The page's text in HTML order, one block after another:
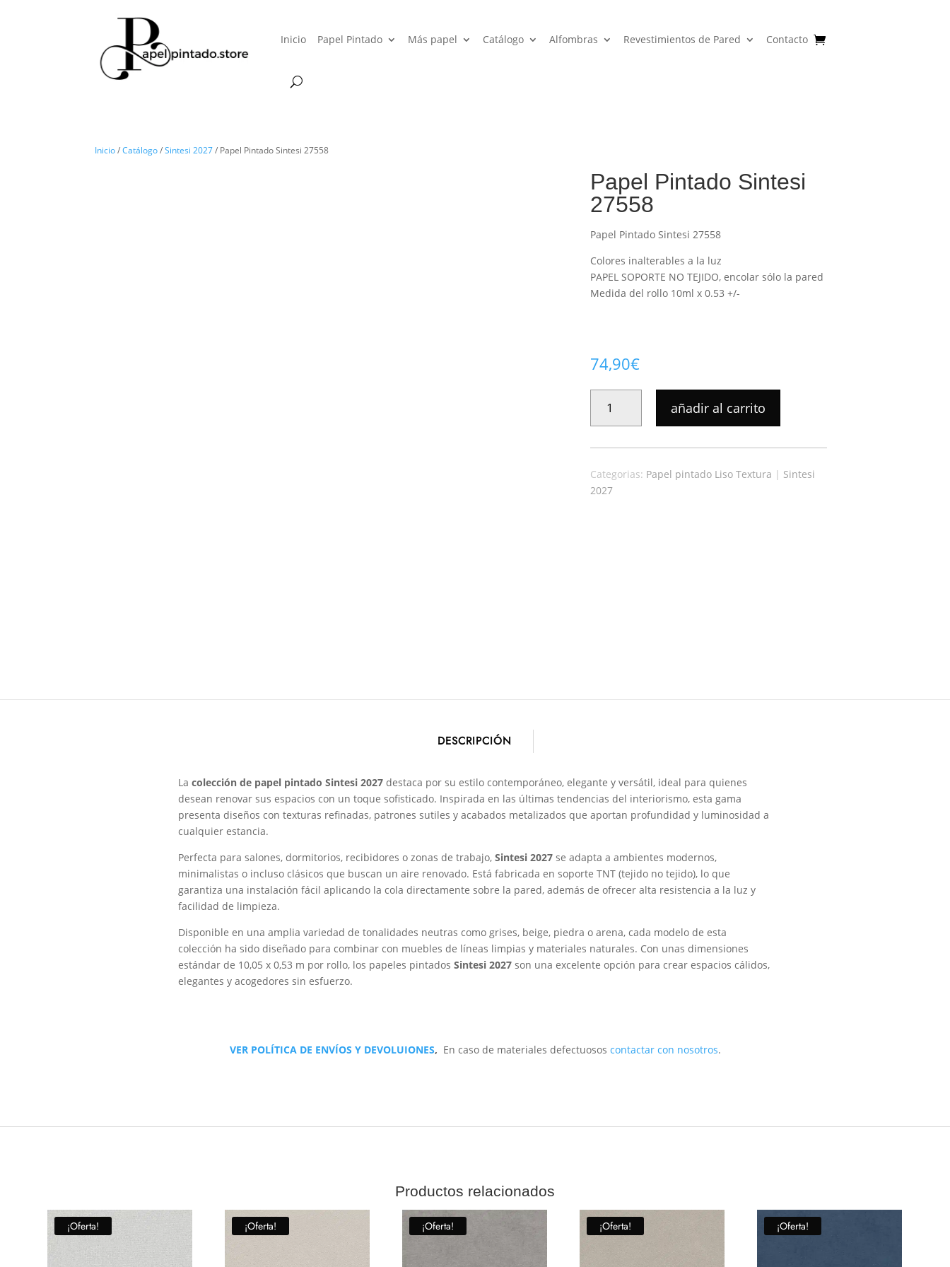
Inicio Papel Pintado Más papel Catálogo Alfombras Revestimientos de Pared Contacto
Inicio/Catálogo/Sintesi 2027/ Papel Pintado Sintesi 27558
Papel Pintado Sintesi
27558
Papel Pintado Sintesi 27558
Colores inalterables a la luz
PAPEL SOPORTE NO TEJIDO, encolar sólo la pared
Medida del rollo 10ml x 0.53 +/-
74,90€
PINTADO
SINTESI
27558
añadir al carrito
Categorias: Papel pintado Liso Textura | Sintesi
2027
DESCRIPCIÓN
La colección de papel pintado Sintesi 2027 destaca por su estilo contemporáneo, elegante y versátil, ideal para quienes
desean renovar sus espacios con un toque sofisticado. Inspirada en las últimas tendencias del interiorismo, esta gama
presenta diseños con texturas refinadas, patrones sutiles y acabados metalizados que aportan profundidad y luminosidad a
cualquier estancia.
Perfecta para salones, dormitorios, recibidores o zonas de trabajo, Sintesi 2027 se adapta a ambientes modernos,
minimalistas o incluso clásicos que buscan un aire renovado. Está fabricada en soporte TNT (tejido no tejido), lo que
garantiza una instalación fácil aplicando la cola directamente sobre la pared, además de ofrecer alta resistencia a la luz y
facilidad de limpieza.
Disponible en una amplia variedad de tonalidades neutras como grises, beige, piedra o arena, cada modelo de esta
colección ha sido diseñado para combinar con muebles de líneas limpias y materiales naturales. Con unas dimensiones
estándar de 10,05 x 0,53 m por rollo, los papeles pintados Sintesi 2027 son una excelente opción para crear espacios cálidos,
elegantes y acogedores sin esfuerzo.
VER POLÍTICA DE ENVÍOS Y DEVOLUIONES, En caso de materiales defectuosos contactar con nosotros.
Productos relacionados
¡Oferta! ¡Oferta! ¡Oferta! ¡Oferta! ¡Oferta!